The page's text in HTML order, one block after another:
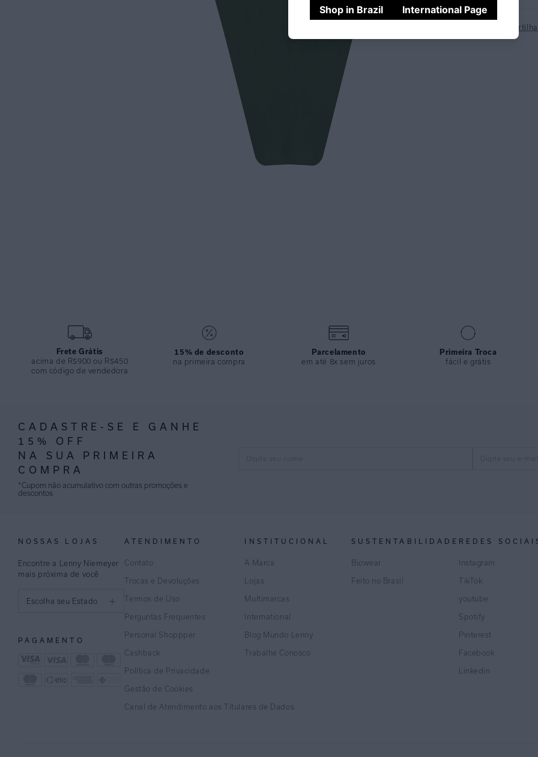
Shop in Brazil International Page
Calcinha de
Frete Grátis
acima de R$900 ou R$450
com código de vendedora
15% de desconto
na primeira compra
Parcelamento
em até 8x sem juros
Primeira Troca
fácil e grátis
CADASTRE-SE E GANHE
15% OFF
NA SUA PRIMEIRA
COMPRA
*Cupom não acumulativo com outras promoções e
descontos
NOSSAS LOJAS
Encontre a Lenny Niemeyer
mais próxima de você
Escolha seu Estado
PAGAMENTO
ATENDIMENTO
Contato
Trocas e Devoluções
Termos de Uso
Perguntas Frequentes
Personal Shoppper
Cashback
Política de Privacidade
Gestão de Cookies
Canal de Atendimento aos Títulares de Dados
INSTITUCIONAL
A Marca
Lojas
Multimarcas
International
Blog Mundo Lenny
Trabalhe Conosco
SUSTENTABILIDADE
Biowear
Feito no Brasil
REDES
Instagram
TikTok
youtube
Spotify
Pinterest
Facebook
Linkedin